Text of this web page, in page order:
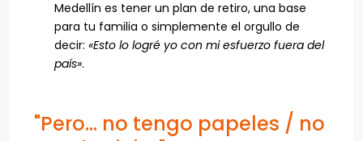
Medellín es tener un plan de retiro, una base
para tu familia o simplemente el orgullo de
decir: «Esto lo logré yo con mi esfuerzo fuera del
país».
"Pero... no tengo papeles / no